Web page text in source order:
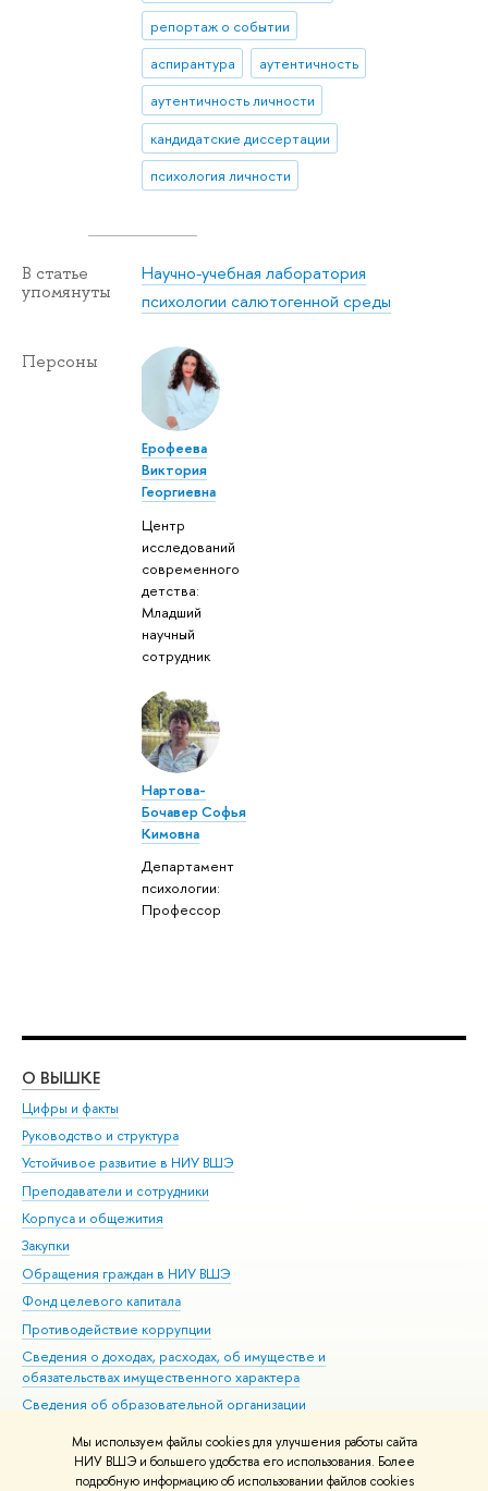
Мы используем файлы cookies для улучшения работы сайта
НИУ ВШЭ и большего удобства его использования. Более
подробную информацию об использовании файлов cookies
репортаж о событии
аспирантура
аутентичность
аутентичность личности
кандидатские диссертации
психология личности
В статье
упомянуты
Научно-учебная лаборатория
психологии салютогенной среды
Персоны
Ерофеева
Виктория
Георгиевна
Центр
исследований
современного
детства:
Младший
научный
сотрудник
Нартова-
Бочавер Софья
Кимовна
Департамент
психологии:
Профессор
О ВЫШКЕ
Цифры и факты
Руководство и структура
Устойчивое развитие в НИУ ВШЭ
Преподаватели и сотрудники
Корпуса и общежития
Закупки
Обращения граждан в НИУ ВШЭ
Фонд целевого капитала
Противодействие коррупции
Сведения о доходах, расходах, об имуществе и
обязательствах имущественного характера
Сведения об образовательной организации
Людям с ограниченными возможностями здоровья
Единая платежная страница